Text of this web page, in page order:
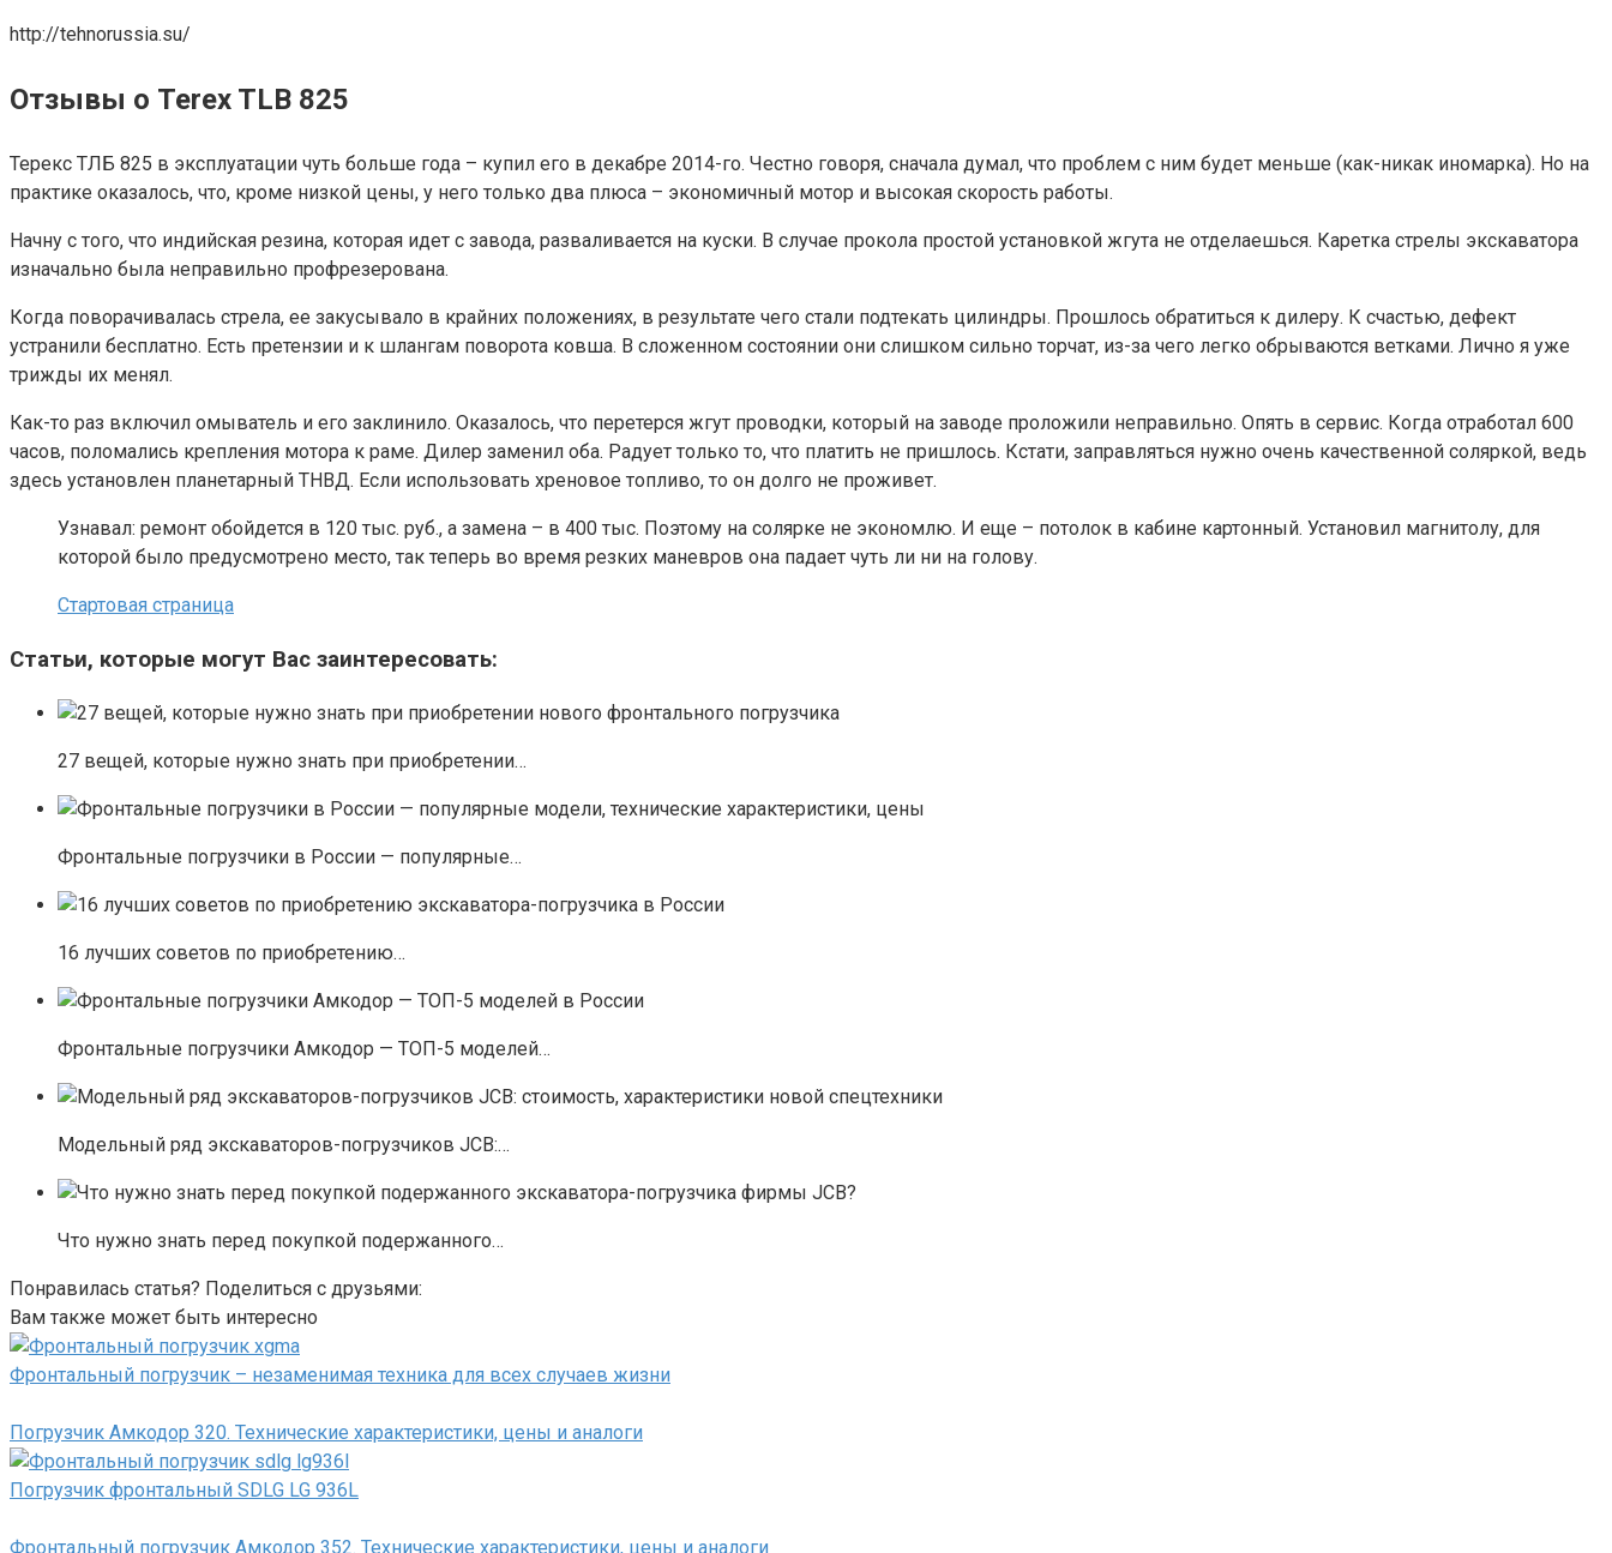
http://tehnorussia.su/
Отзывы о Terex TLB 825
Терекс ТЛБ 825 в эксплуатации чуть больше года – купил его в декабре 2014-го. Честно говоря, сначала думал, что проблем с ним будет меньше (как-никак иномарка). Но на
практике оказалось, что, кроме низкой цены, у него только два плюса – экономичный мотор и высокая скорость работы.
Начну с того, что индийская резина, которая идет с завода, разваливается на куски. В случае прокола простой установкой жгута не отделаешься. Каретка стрелы экскаватора
изначально была неправильно профрезерована.
Когда поворачивалась стрела, ее закусывало в крайних положениях, в результате чего стали подтекать цилиндры. Прошлось обратиться к дилеру. К счастью, дефект
устранили бесплатно. Есть претензии и к шлангам поворота ковша. В сложенном состоянии они слишком сильно торчат, из-за чего легко обрываются ветками. Лично я уже
трижды их менял.
Как-то раз включил омыватель и его заклинило. Оказалось, что перетерся жгут проводки, который на заводе проложили неправильно. Опять в сервис. Когда отработал 600
часов, поломались крепления мотора к раме. Дилер заменил оба. Радует только то, что платить не пришлось. Кстати, заправляться нужно очень качественной соляркой, ведь
здесь установлен планетарный ТНВД. Если использовать хреновое топливо, то он долго не проживет.
Узнавал: ремонт обойдется в 120 тыс. руб., а замена – в 400 тыс. Поэтому на солярке не экономлю. И еще – потолок в кабине картонный. Установил магнитолу, для
которой было предусмотрено место, так теперь во время резких маневров она падает чуть ли ни на голову.
Стартовая страница
Статьи, которые могут Вас заинтересовать:
27 вещей, которые нужно знать при приобретении…
Фронтальные погрузчики в России — популярные…
16 лучших советов по приобретению…
Фронтальные погрузчики Амкодор — ТОП-5 моделей…
Модельный ряд экскаваторов-погрузчиков JCB:…
Что нужно знать перед покупкой подержанного…
Понравилась статья? Поделиться с друзьями:
Вам также может быть интересно
Фронтальный погрузчик – незаменимая техника для всех случаев жизни
Погрузчик Амкодор 320. Технические характеристики, цены и аналоги
Погрузчик фронтальный SDLG LG 936L
Фронтальный погрузчик Амкодор 352. Технические характеристики, цены и аналоги